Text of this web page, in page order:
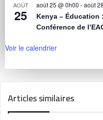
AOÛT
25
août 25 @ 0h00 -août
Kenya – Éducation
Conférence de
Voir le calendrier
Articles similaires